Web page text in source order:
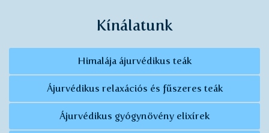
Kínálatunk
Himalája ájurvédikus teák
Ájurvédikus relaxációs és fűszeres teák
Ájurvédikus gyógynövény elixírek